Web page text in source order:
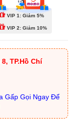
VIP 1: Giảm 5%
VIP 2: Giảm 10%
TP.Hồ Chí
Gấp Gọi Ngay Để